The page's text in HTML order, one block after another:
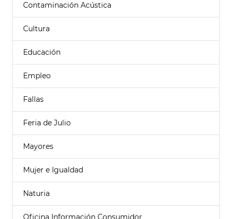
Contaminación Acústica
Cultura
Educación
Empleo
Fallas
Feria de Julio
Mayores
Mujer e Igualdad
Naturia
Oficina Información Consumidor